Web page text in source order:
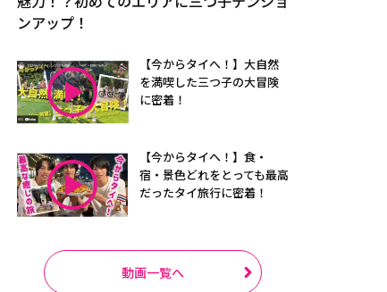
ンアップ！
【今からタイへ！】大自然
を満喫した三つ子の大冒険
に密着！
【今からタイへ！】食・
宿・景色どれをとっても最高
だったタイ旅行に密着！
動画一覧へ